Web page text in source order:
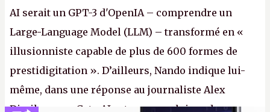
AI serait un GPT-3 d'OpenIA – comprendre un
Large-Language Model (LLM) – transformé en «
illusionniste capable de plus de 600 formes de
prestidigitation ». D’ailleurs, Nando indique lui-
même, dans une réponse au journaliste Alex
Dimikas, que Gato AI est « encore loin » de